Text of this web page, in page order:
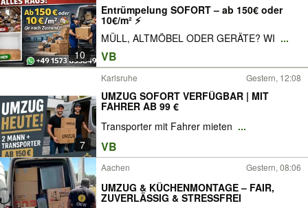
10
Entrümpelung SOFORT – ab 150€ oder
10€/m² ⚡
MÜLL, ALTMÖBEL ODER GERÄTE? WI ...
VB
7
Karlsruhe Gestern, 12:08
UMZUG SOFORT VERFÜGBAR | MIT
FAHRER AB 99 €
Transporter mit Fahrer mieten ...
VB
Aachen Gestern, 08:06
UMZUG & KÜCHENMONTAGE – FAIR,
ZUVERLÄSSIG & STRESSFREI